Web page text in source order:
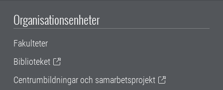
Organisationsenheter
Fakulteter
Biblioteket
Centrumbildningar och samarbetsprojekt